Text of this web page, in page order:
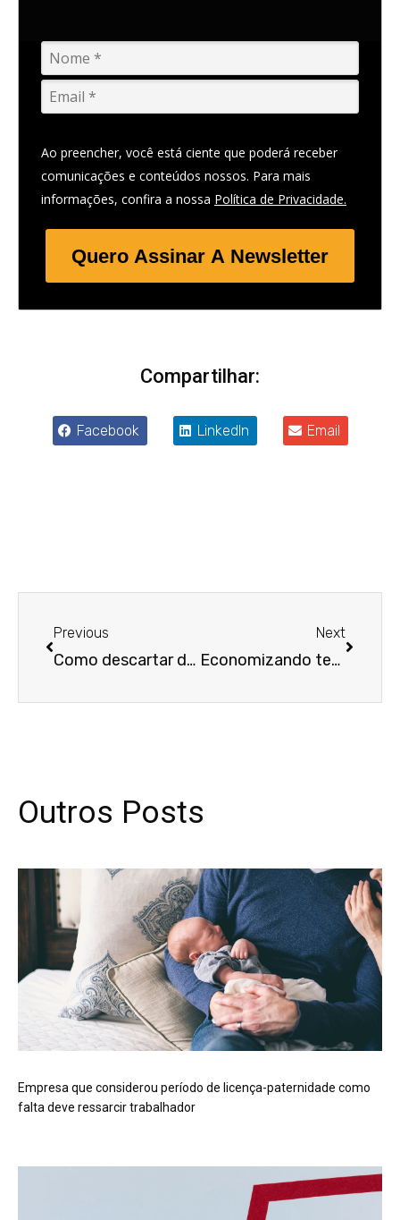
Ao preencher, você está ciente que poderá receber
comunicações e conteúdos nossos. Para mais
informações, confira a nossa Política de Privacidade.
Quero Assinar A Newsletter
Compartilhar:
Facebook LinkedIn Email
Previous
Como descartar dados e documentos conforme a LGPD?
Next
Economizando tempo e dinheiro: vantagens da assessoria jurídica preventiva!
Outros Posts
Empresa que considerou período de licença-paternidade como
falta deve ressarcir trabalhador